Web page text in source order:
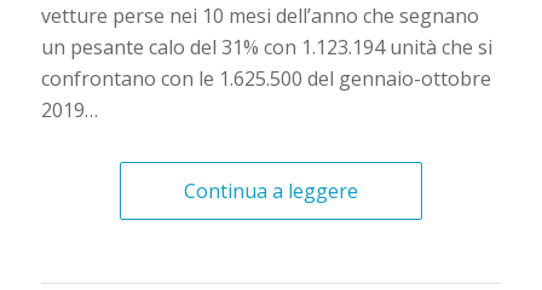
vetture perse nei 10 mesi dell’anno che segnano
un pesante calo del 31% con 1.123.194 unità che si
confrontano con le 1.625.500 del gennaio-ottobre
2019…
Continua a leggere